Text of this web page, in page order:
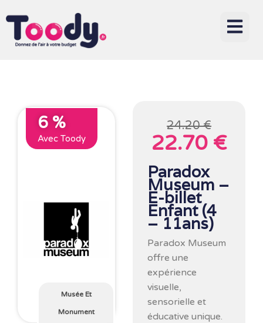
6 %
Avec Toody
Musée Et
Monument
24.20 €
22.70 €
Paradox
Museum –
E-billet
Enfant (4
– 11ans)
Paradox Museum
offre une
expérience
visuelle,
sensorielle et
éducative unique.